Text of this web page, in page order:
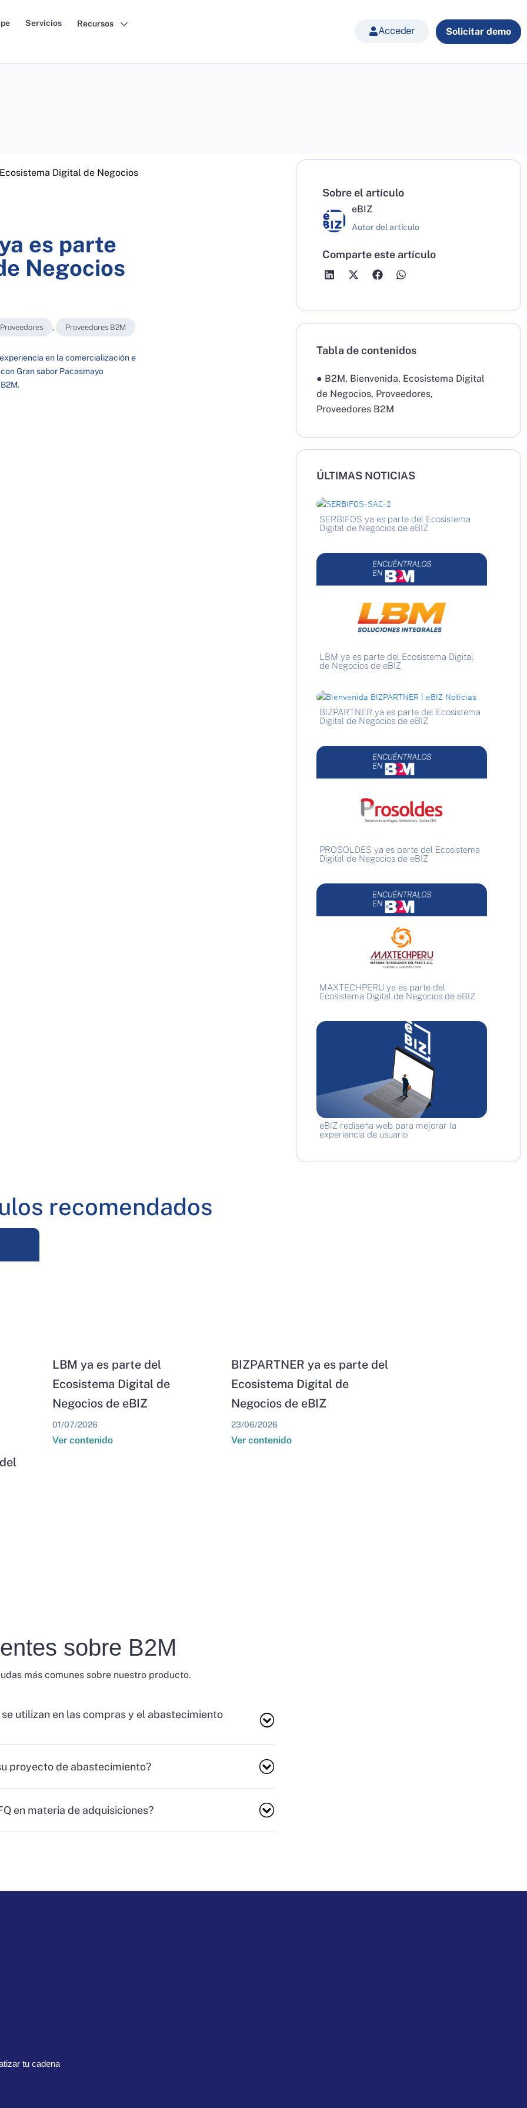
Servicios Recursos
Acceder Solicitar demo
Digital de Negocios
es parte
Negocios
Proveedores , Proveedores B2M
en la comercialización e
Gran sabor Pacasmayo
Sobre el artículo
eBIZ
Autor del artículo
Comparte este artículo
Tabla de contenidos
● B2M, Bienvenida, Ecosistema Digital
de Negocios, Proveedores,
Proveedores B2M
ÚLTIMAS NOTICIAS
SERBIFOS ya es parte del Ecosistema
Digital de Negocios de eBIZ
LBM ya es parte del Ecosistema Digital
de Negocios de eBIZ
BIZPARTNER ya es parte del Ecosistema
Digital de Negocios de eBIZ
PROSOLDES ya es parte del Ecosistema
Digital de Negocios de eBIZ
MAXTECHPERU ya es parte del
Ecosistema Digital de Negocios de eBIZ
eBIZ rediseña web para mejorar la
experiencia de usuario
recomendados
LBM ya es parte del
Ecosistema Digital de
Negocios de eBIZ
01/07/2026
Ver contenido
BIZPARTNER ya es parte del
Ecosistema Digital de
Negocios de eBIZ
23/06/2026
Ver contenido
sobre B2M
más comunes sobre nuestro producto.
utilizan en las compras y el abastecimiento
proyecto de abastecimiento?
en materia de adquisiciones?
tu cadena